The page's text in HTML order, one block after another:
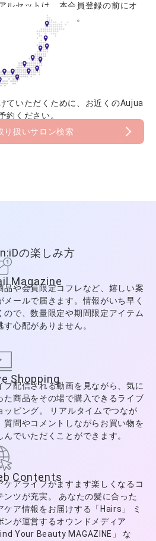
ルセットは、本会員登録の前にオ
しいいただけます。
ていただくために、お近くのAujua
約ください。
り扱いサロン検索
の楽しみ方
Magazine
品や会員限定コフレなど、嬉しい案
メールで届きます。情報がいち早く
ので、数量限定や期間限定アイテム
す心配がありません。
Shopping
ブ配信される動画を見ながら、気に
た商品をその場で購入できるライブ
ッピング。 リアルタイムでつなが
質問やコメントしながらお買い物を
んでいただくことができます。
Contents
ケアライフがますます楽しくなるコ
ンツが充実。 あなたの髪に合った
ケア情報をお届けする「Hairs」 ミ
ンが運営するオウンドメディア
Your Beauty MAGAZINE」 な